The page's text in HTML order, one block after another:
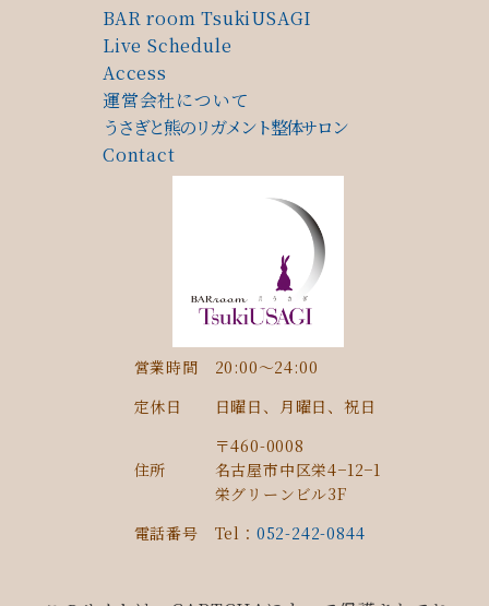
営業時間
20:00〜24:00
定休日
日曜日、月曜日、祝日
住所
〒460-0008
名古屋市中区栄4−12−1
栄グリーンビル3F
電話番号
Tel： 052-242-0844
BAR room TsukiUSAGI
Live Schedule
Access
運営会社について
うさぎと熊のリガメント整体サロン
Contact